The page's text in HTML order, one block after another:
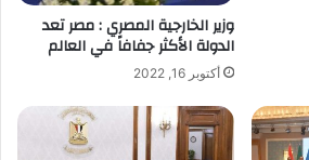
وزير الخارجية المصري : مصر تعد
الدولة الأكثر جفافاً في العالم
أكتوبر 16, 2022